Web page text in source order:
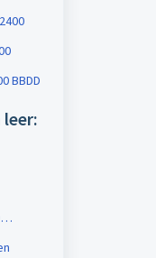
BBDD
leer: